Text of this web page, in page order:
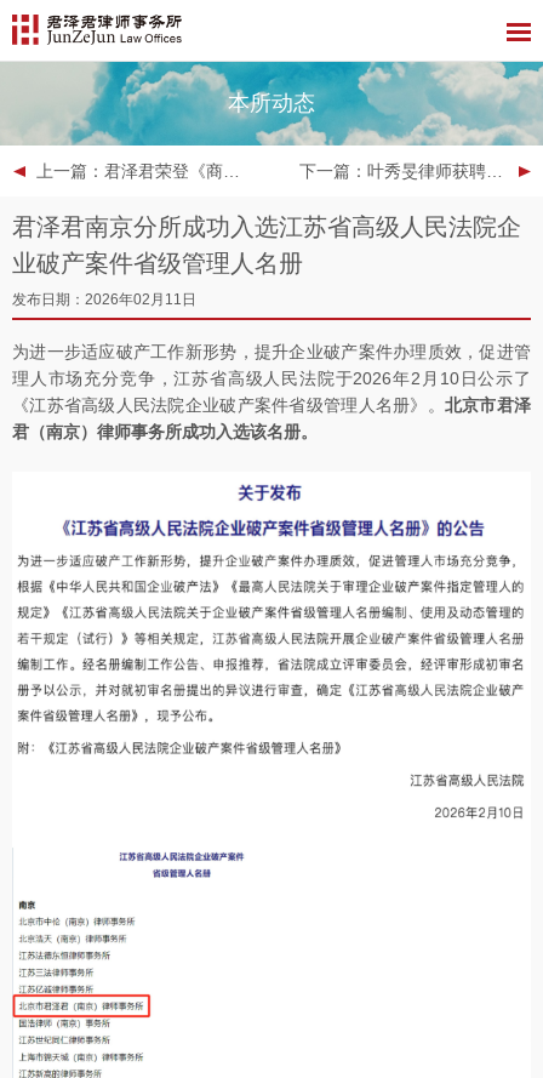
本所动态
上一篇 ：君泽君荣登《商法》“年度杰出交易2025”评选榜单 下一篇 ：叶秀旻律师获聘深圳市银行业保险业消费者权益保护促进会第四届理事会法律顾问
君泽君南京分所成功入选江苏省高级人民法院企
业破产案件省级管理人名册
发布日期：2026年02月11日
为进一步适应破产工作新形势，提升企业破产案件办理质效，促进管
理人市场充分竞争，江苏省高级人民法院于2026年2月10日公示了
《江苏省高级人民法院企业破产案件省级管理人名册》。 北京市君泽
君（南京）律师事务所成功入选该名册。